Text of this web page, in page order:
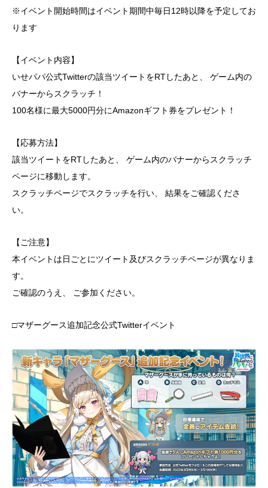
※イベント開始時間はイベント期間中毎日12時以降を予定してお
ります
【イベント内容】
いせパパ公式Twitterの該当ツイートをRTしたあと、 ゲーム内の
バナーからスクラッチ！
100名様に最大5000円分にAmazonギフト券をプレゼント！
【応募方法】
該当ツイートをRTしたあと、 ゲーム内のバナーからスクラッチ
ページに移動します。
スクラッチページでスクラッチを行い、 結果をご確認くださ
い。
【ご注意】
本イベントは日ごとにツイート及びスクラッチページが異なりま
す。
ご確認のうえ、 ご参加ください。
□マザーグース追加記念公式Twitterイベント